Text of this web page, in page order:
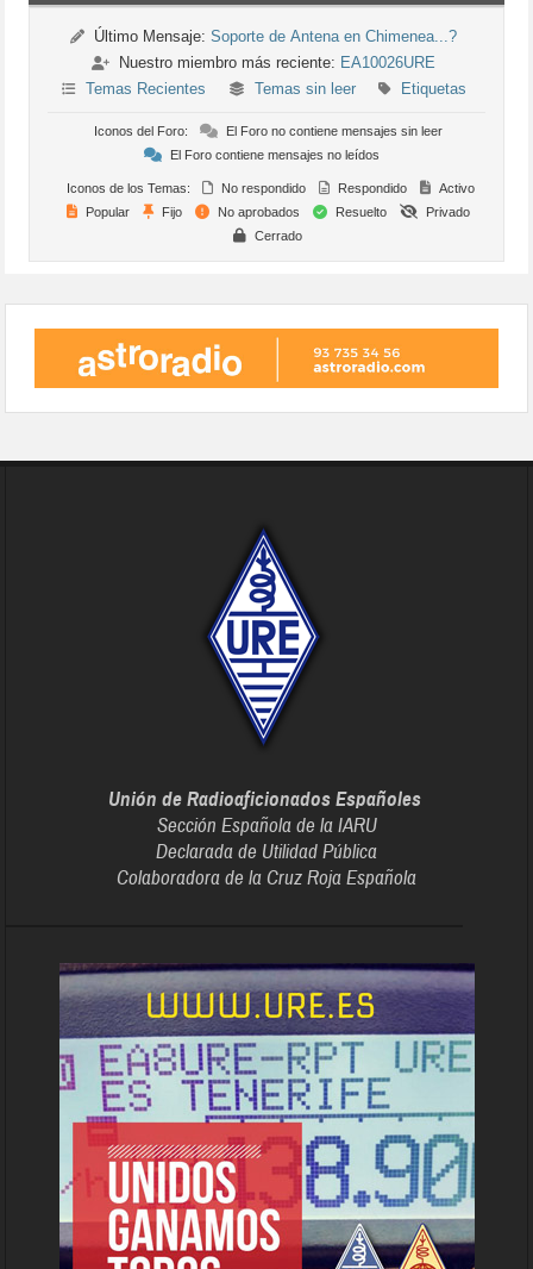
Último Mensaje: Soporte de Antena en Chimenea...?
Nuestro miembro más reciente: EA10026URE
Temas Recientes
Temas sin leer Etiquetas
Iconos del Foro:
El Foro no contiene mensajes sin leer
El Foro contiene mensajes no leídos
Iconos de los Temas: No respondido Respondido
Activo
Popular
Fijo No aprobados Resuelto
Privado
Cerrado
Unión de Radioaficionados Españoles
Sección Española de la IARU
Declarada de Utilidad Pública
Colaboradora de la Cruz Roja Española